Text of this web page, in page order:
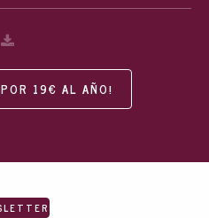
19€ AL AÑO!